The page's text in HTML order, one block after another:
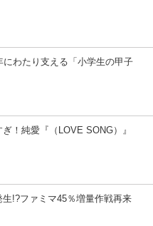
にわたり支える「小学生の甲子
！純愛『（LOVE SONG）』
!?ファミマ45％増量作戦再来